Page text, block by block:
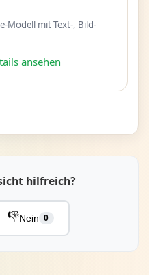
Modell mit Text-, Bild-
ansehen
hilfreich?
👎Nein 0